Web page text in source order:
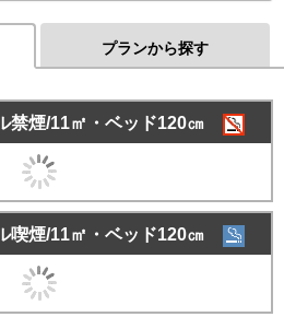
プランから探す
禁煙/11㎡・ベッド120㎝
喫煙/11㎡・ベッド120㎝